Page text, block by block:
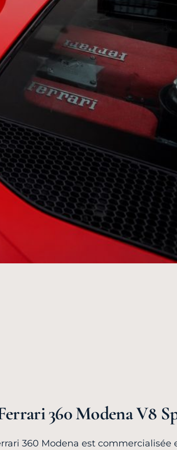
360 Modena V8
360 Modena est commercialisée